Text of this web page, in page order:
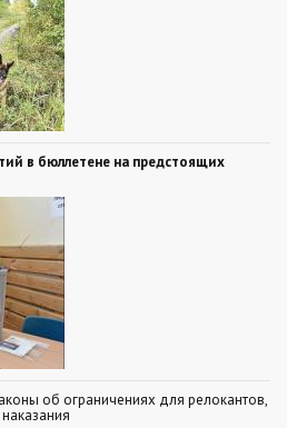
в бюллетене на предстоящих
об ограничениях для релокантов,